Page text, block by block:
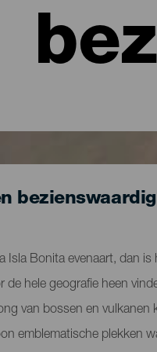
Isla Bonita evenaart, dan
hele geografie heen
van bossen en
emblematische plekken